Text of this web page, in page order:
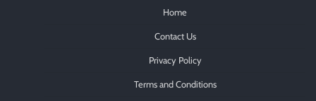
Home
Contact Us
Privacy Policy
Terms and Conditions